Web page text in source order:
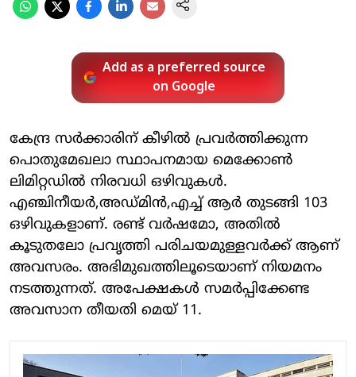
Add as a preferred source
on Google
കേന്ദ്ര സർക്കാരിന് കീഴിൽ പ്രവർത്തിക്കുന്ന
പൊതുമേഖലാ സ്ഥാപനമായ മെക്കോൺ
ലിമിറ്റഡിൽ നിരവധി ഒഴിവുകൾ.
എഞ്ചിനീയർ,അഡ്മിൻ,എച്ച് ആർ തുടങ്ങി 103
ഒഴിവുകളാണ്. രണ്ട് വർഷമോ, അതിൽ
കൂടുതലോ പ്രവൃത്തി പരിചയമുള്ളവർക്ക് ആണ്
അവസരം. അഭിമുഖത്തിലൂടെയാണ് നിയമനം
നടത്തുന്നത്. അപേക്ഷകൾ സമർപ്പിക്കേണ്ട
അവസാന തീയതി മെയ് 11.